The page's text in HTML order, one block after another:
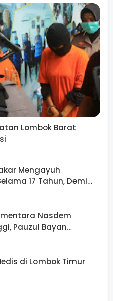
anggaran sekitar
ketahanan pangan
900 dapur
sektor pariwisata
penerbangan dan
HL Sajim menyebut
awal membangun
dan pemerintah daerah.
penyampaian
Lombok Barat
Mengayuh
17 Tahun, Demi
Kemerdekaan
Nasdem
Pauzul Bayan
Kursi Dapil 3
di Lombok Timur